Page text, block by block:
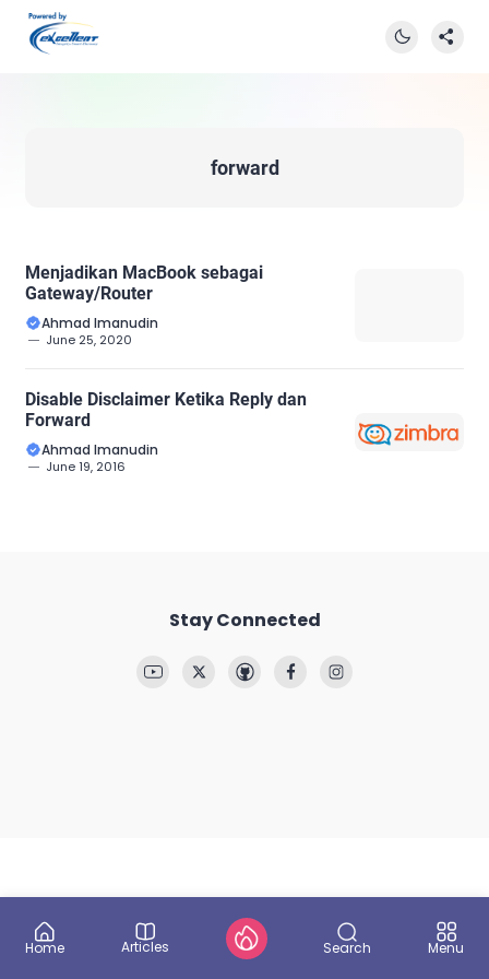
forward
Menjadikan MacBook sebagai
Gateway/Router
Ahmad Imanudin
June 25, 2020
Disable Disclaimer Ketika Reply dan
Forward
Ahmad Imanudin
June 19, 2016
Stay Connected
Home Articles Search Menu